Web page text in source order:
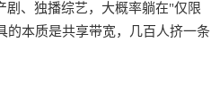
剧、独播综艺，大概率躺在"仅限
的本质是共享带宽，几百人挤一条